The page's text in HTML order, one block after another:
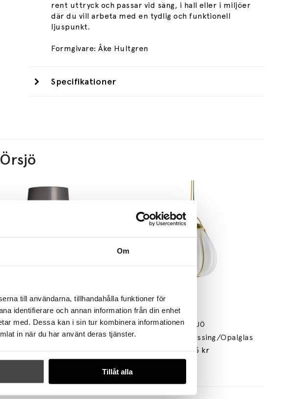
Om
till användarna, tillhandahålla funktioner för
identifierare och annan information från din enhet
med. Dessa kan i sin tur kombinera informationen
in när du har använt deras tjänster.
Tillåt alla
rent uttryck och passar vid säng, i hall eller i miljöer
där du vill arbeta med en tydlig och funktionell
ljuspunkt.
Formgivare: Åke Hultgren
Specifikationer
Örsjö
ÖRSJÖ
Aria Golvlampa Svart
ÖRSJÖ
Hobo Pendel Mässing/Opalglas
13765 kr